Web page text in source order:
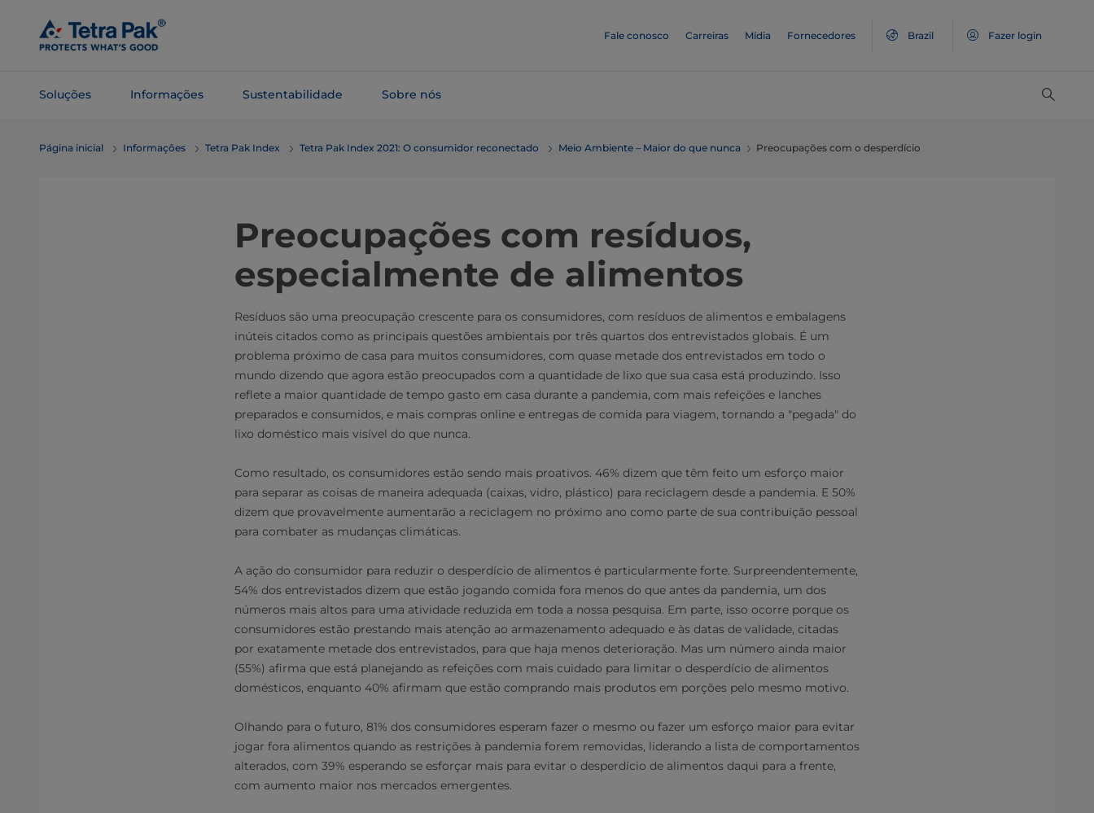
para o
conteúdo
Fale conosco Carreiras Mídia Fornecedores Brazil Fazer login
Soluções Informações Sustentabilidade Sobre nós
Página inicial Informações Tetra Pak Index Tetra Pak Index 2021: O consumidor reconectado Meio Ambiente – Maior do que nunca Preocupações com o desperdício
Preocupações com resíduos,
especialmente de alimentos
Resíduos são uma preocupação crescente para os consumidores, com resíduos de alimentos e embalagens
inúteis citados como as principais questões ambientais por três quartos dos entrevistados globais. É um
problema próximo de casa para muitos consumidores, com quase metade dos entrevistados em todo o
mundo dizendo que agora estão preocupados com a quantidade de lixo que sua casa está produzindo. Isso
reflete a maior quantidade de tempo gasto em casa durante a pandemia, com mais refeições e lanches
preparados e consumidos, e mais compras online e entregas de comida para viagem, tornando a "pegada" do
lixo doméstico mais visível do que nunca.
Como resultado, os consumidores estão sendo mais proativos. 46% dizem que têm feito um esforço maior
para separar as coisas de maneira adequada (caixas, vidro, plástico) para reciclagem desde a pandemia. E 50%
dizem que provavelmente aumentarão a reciclagem no próximo ano como parte de sua contribuição pessoal
para combater as mudanças climáticas.
A ação do consumidor para reduzir o desperdício de alimentos é particularmente forte. Surpreendentemente,
54% dos entrevistados dizem que estão jogando comida fora menos do que antes da pandemia, um dos
números mais altos para uma atividade reduzida em toda a nossa pesquisa. Em parte, isso ocorre porque os
consumidores estão prestando mais atenção ao armazenamento adequado e às datas de validade, citadas
por exatamente metade dos entrevistados, para que haja menos deterioração. Mas um número ainda maior
(55%) afirma que está planejando as refeições com mais cuidado para limitar o desperdício de alimentos
domésticos, enquanto 40% afirmam que estão comprando mais produtos em porções pelo mesmo motivo.
Olhando para o futuro, 81% dos consumidores esperam fazer o mesmo ou fazer um esforço maior para evitar
jogar fora alimentos quando as restrições à pandemia forem removidas, liderando a lista de comportamentos
alterados, com 39% esperando se esforçar mais para evitar o desperdício de alimentos daqui para a frente,
com aumento maior nos mercados emergentes.